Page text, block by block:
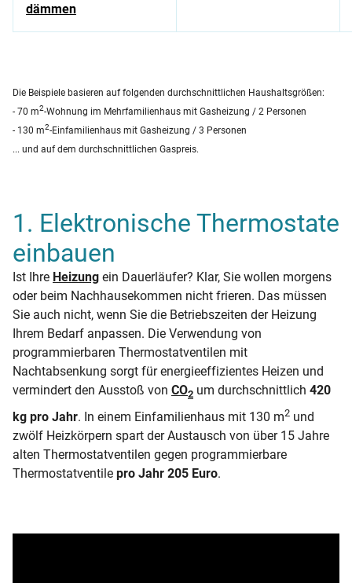
dämmen
Die Beispiele basieren auf folgenden durchschnittlichen Haushaltsgrößen:
- 70 m2-Wohnung im Mehrfamilienhaus mit Gasheizung / 2 Personen
- 130 m2-Einfamilienhaus mit Gasheizung / 3 Personen
... und auf dem durchschnittlichen Gaspreis.
1. Elektronische Thermostate
einbauen
Ist Ihre Heizung ein Dauerläufer? Klar, Sie wollen morgens
oder beim Nachhausekommen nicht frieren. Das müssen
Sie auch nicht, wenn Sie die Betriebszeiten der Heizung
Ihrem Bedarf anpassen. Die Verwendung von
programmierbaren Thermostatventilen mit
Nachtabsenkung sorgt für energieeffizientes Heizen und
vermindert den Ausstoß von CO2 um durchschnittlich 420
kg pro Jahr. In einem Einfamilienhaus mit 130 m2 und
zwölf Heizkörpern spart der Austausch von über 15 Jahre
alten Thermostatventilen gegen programmierbare
Thermostatventile pro Jahr 205 Euro.